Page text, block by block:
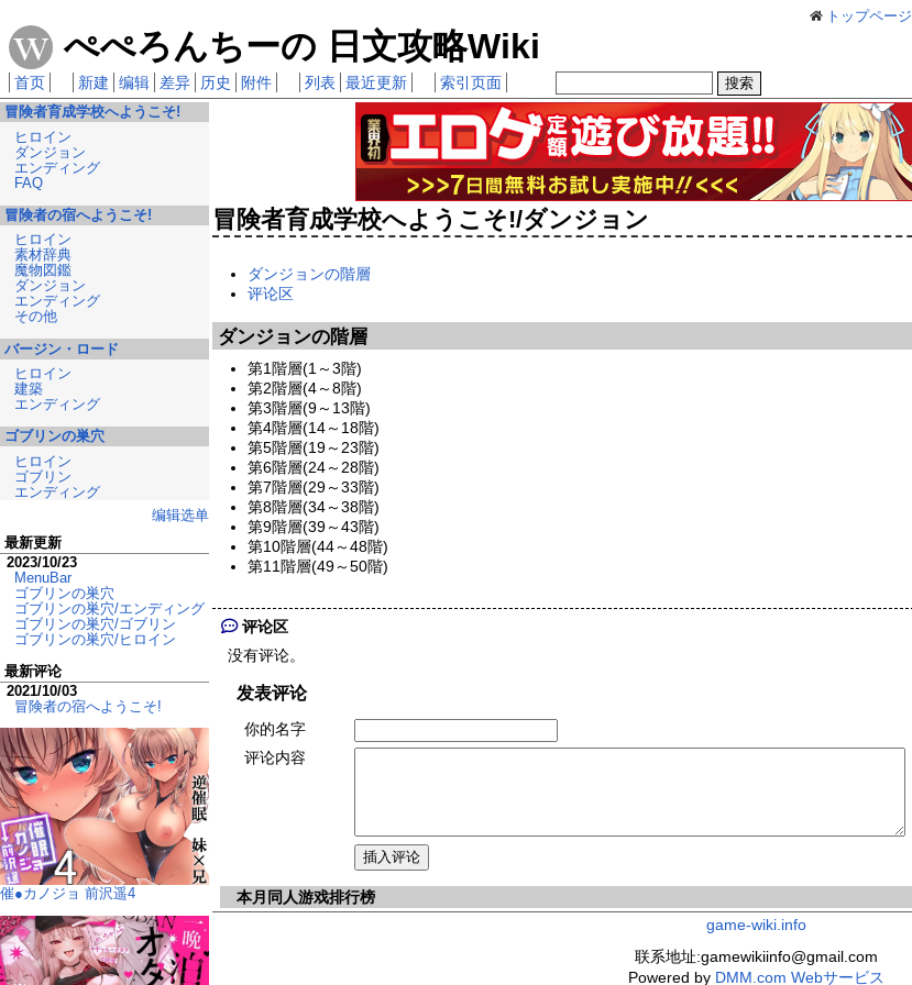
トップページ
ぺぺろんちーの 日文攻略Wiki
首页 新建 编辑 差异 历史 附件 列表 最近更新 索引页面
冒険者育成学校へようこそ!/ダンジョン
ダンジョンの階層
评论区
ダンジョンの階層
第1階層(1～3階)
第2階層(4～8階)
第3階層(9～13階)
第4階層(14～18階)
第5階層(19～23階)
第6階層(24～28階)
第7階層(29～33階)
第8階層(34～38階)
第9階層(39～43階)
第10階層(44～48階)
第11階層(49～50階)
评论区
没有评论。
发表评论
你的名字
评论内容
本月同人游戏排行榜
game-wiki.info
联系地址:gamewikiinfo@gmail.com
Powered by DMM.com Webサービス
冒険者育成学校へようこそ!
ヒロイン
ダンジョン
エンディング
FAQ
冒険者の宿へようこそ!
ヒロイン
素材辞典
魔物図鑑
ダンジョン
エンディング
その他
バージン・ロード
ヒロイン
建築
エンディング
ゴブリンの巣穴
ヒロイン
ゴブリン
エンディング
编辑选单
最新更新
2023/10/23
MenuBar
ゴブリンの巣穴
ゴブリンの巣穴/エンディング
ゴブリンの巣穴/ゴブリン
ゴブリンの巣穴/ヒロイン
最新评论
2021/10/03
冒険者の宿へようこそ!
催●カノジョ 前沢遥4